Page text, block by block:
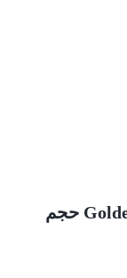
شیر مو خاویار گلدن مکس Golden Maxi حجم